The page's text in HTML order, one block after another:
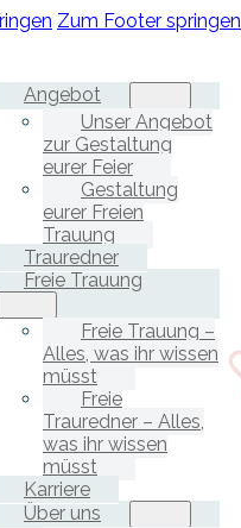
Zum Footer springen
Angebot
Unser Angebot
zur Gestaltung
eurer Feier
Gestaltung
eurer Freien
Trauung
Trauredner
Freie Trauung
Freie Trauung –
Alles, was ihr wissen
müsst
Freie
Trauredner – Alles,
was ihr wissen
müsst
Karriere
Über uns